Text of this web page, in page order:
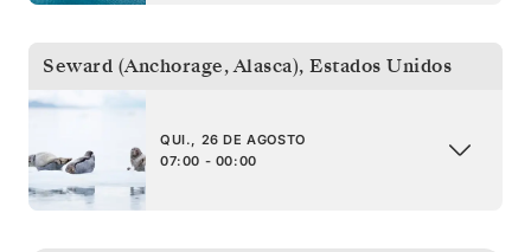
Seward (Anchorage, Alasca), Estados Unidos
QUI., 26 DE AGOSTO
07:00 - 00:00